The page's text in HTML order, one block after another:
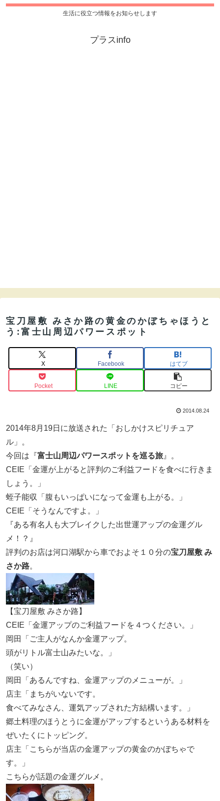
生活に役立つ情報をお知らせします
プラスinfo
宝刀屋敷 みさか路の黄金のかぼちゃほうと
う:富士山周辺パワースポット
X Facebook はてブ
Pocket LINE コピー
2014.08.24
2014年8月19日に放送された「おしかけスピリチュア
ル」。
今回は『富士山周辺パワースポットを巡る旅 』。
CEIE「金運が上がると評判のご利益フードを食べに行きま
しょう。」
蛭子能収「腹もいっぱいになって金運も上がる。」
CEIE「そうなんですよ。」
『ある有名人も大ブレイクした出世運アップの金運グル
メ！？』
評判のお店は河口湖駅から車でおよそ１０分の宝刀屋敷 み
さか路。
【宝刀屋敷 みさか路】
CEIE「金運アップのご利益フードを４つください。」
岡田「ご主人がなんか金運アップ。
頭がリトル富士山みたいな。」
（笑い）
岡田「あるんですね、金運アップのメニューが。」
店主「まちがいないです。
食べてみなさん、運気アップされた方結構います。」
郷土料理のほうとうに金運がアップするというある材料を
ぜいたくにトッピング。
店主「こちらが当店の金運アップの黄金のかぼちゃで
す。」
こちらが話題の金運グルメ。